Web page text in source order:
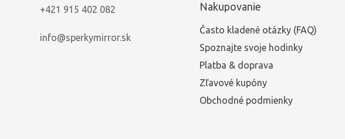
+421 915 402 082
info@sperkymirror.sk
Nakupovanie
Často kladené otázky (FAQ)
Spoznajte svoje hodinky
Platba & doprava
Zľavové kupóny
Obchodné podmienky